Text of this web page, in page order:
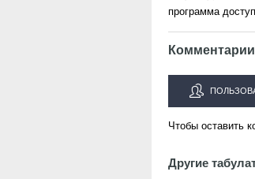
программа
Чтобы оставить
Другие